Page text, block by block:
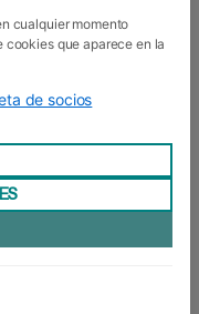
en política
Mercados y
cualquier momento
que aparece en la
de socios